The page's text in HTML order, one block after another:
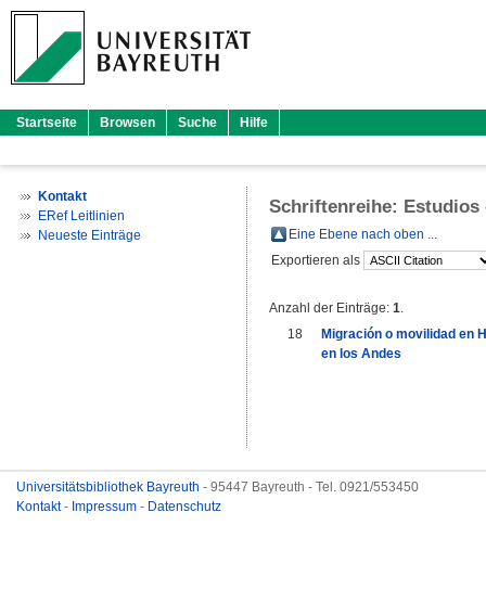
Startseite Browsen Suche Hilfe
Kontakt
ERef Leitlinien
Neueste Einträge
Schriftenreihe: Estudios
Eine Ebene nach oben ...
Exportieren als
Anzahl der Einträge: 1.
18
Migración o movilidad en
en los Andes
Universitätsbibliothek Bayreuth - 95447 Bayreuth - Tel. 0921/553450
Kontakt- Impressum - Datenschutz